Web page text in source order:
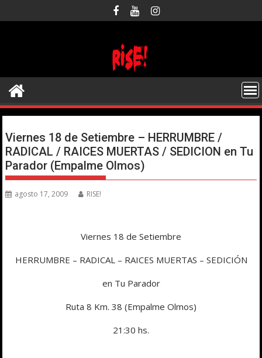
al
Viernes 18 de Setiembre – HERRUMBRE /
RADICAL / RAICES MUERTAS / SEDICION en Tu
Parador (Empalme Olmos)
agosto 17, 2009 RISE!
Viernes 18 de Setiembre
HERRUMBRE – RADICAL – RAICES MUERTAS – SEDICIÓN
en Tu Parador
Ruta 8 Km. 38 (Empalme Olmos)
21:30 hs.